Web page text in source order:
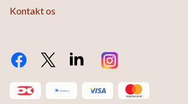
Kontakt os
FacebookTwitter X.com
LinkedInInstagram